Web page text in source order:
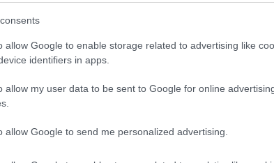
allow Google to enable storage related to advertising like
identifiers in apps.
allow my user data to be sent to Google for online
allow Google to send me personalized advertising.
tényezők, mint a genetika, ha például a
valószínűségét.
akkora a valószínűsége a
dolgozóknál, akik kadmiummal sűrűn
alakul ki rosszindulatú